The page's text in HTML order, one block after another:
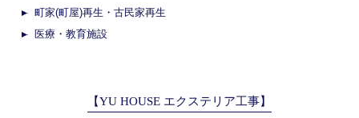
町家(町屋)再生・古民家再生
医療・教育施設
【YU HOUSE エクステリア工事】